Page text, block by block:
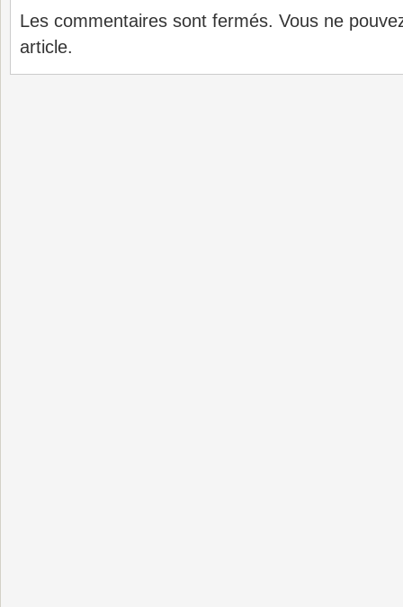
Les commentaires sont fermés. Vous ne
article.